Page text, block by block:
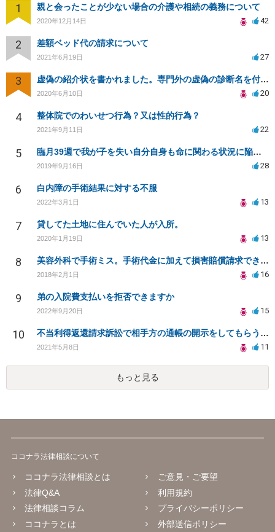
1 親と会ったことが少ない場合の介護や相続の義務について
2020年12月14日 42
2 差額ベッド代の請求について
2021年6月19日 27
3 虚偽の紹介状を書かれました。専門外の虚偽の診断名を付けていますが不正にならないのでしょうか？
2020年6月10日 20
4 整体院でのわいせつ行為？又は性的行為？
2021年9月11日 22
5 臨月39週で我が子を失い自分自身も命に関わる状況に陥り病院側を訴える事が出来ますか？
2019年9月16日 28
6 白内障の手術結果に対する不服
2022年3月1日 13
7 貸してた土地に住んでいた人が入所。
2020年1月19日 13
8 美容外科で手術ミス。手術代金に加えて損害賠償請求できますか？
2018年2月1日 16
9 弟の入院費支払いを拒否できますか
2022年9月20日 15
10 不当利得返還請求訴訟で相手方の通帳の開示をしてもらうことは可能か。また勝訴の確率は？
2021年5月8日 11
もっと見る
ココナラ法律相談について
ココナラ法律相談とは
法律Q&A
法律相談コラム
ココナラとは
ご意見・ご要望
利用規約
プライバシーポリシー
外部送信ポリシー